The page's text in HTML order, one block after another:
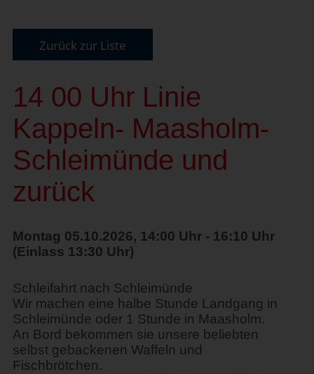
Zurück zur Liste
14 00 Uhr Linie
Kappeln- Maasholm-
Schleimünde und
zurück
Montag 05.10.2026, 14:00 Uhr - 16:10 Uhr
(Einlass 13:30 Uhr)
Schleifahrt nach Schleimünde
Wir machen eine halbe Stunde Landgang in
Schleimünde oder 1 Stunde in Maasholm.
An Bord bekommen sie unsere beliebten
selbst gebackenen Waffeln und
Fischbrötchen.